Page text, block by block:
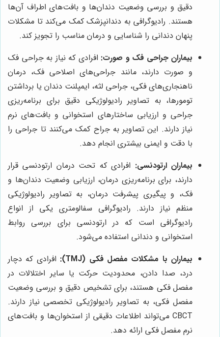
دقیق و بررسی وضعیت دندان‌ها و بافت‌های اطراف آن‌ها
هستند. رادیوگرافی به دندانپزشک کمک می‌کند تا مشکلات
پنهان دندانی را شناسایی و درمان مناسب را تجویز کند.
بیماران جراحی فک و صورت: افرادی که نیاز به جراحی فک
و صورت دارند، مانند جراحی‌های اصلاحی فک، درمان
ناهنجاری‌های فکی، جراحی لثه، ایمپلنت دندان یا برداشتن
تومورها، به تصاویر رادیولوژیکی دقیق برای برنامه‌ریزی
جراحی و ارزیابی ساختارهای استخوانی و بافت‌های نرم
نیاز دارند. این تصاویر به جراح کمک می‌کنند تا جراحی را
با دقت و ایمنی بیشتری انجام دهد.
بیماران ارتودنسی: افرادی که تحت درمان ارتودنسی قرار
دارند، برای برنامه‌ریزی درمان، ارزیابی وضعیت دندان‌ها و
فک، و پیگیری پیشرفت درمان، به تصاویر رادیولوژیکی
منظم نیاز دارند. رادیوگرافی سفالومتری یکی از انواع
رادیوگرافی است که در ارتودنسی برای بررسی روابط
استخوانی و دندانی استفاده می‌شود.
بیماران با مشکلات مفصل فکی (TMJ):
افرادی که دچار
درد، صدا دادن، محدودیت حرکت یا سایر اختلالات در
مفصل فکی هستند، برای تشخیص دقیق و بررسی وضعیت
مفصل فکی، به تصاویر رادیولوژیکی تخصصی نیاز دارند.
CBCT می‌تواند اطلاعات دقیقی از استخوان‌ها و بافت‌های
نرم مفصل فکی ارائه دهد.